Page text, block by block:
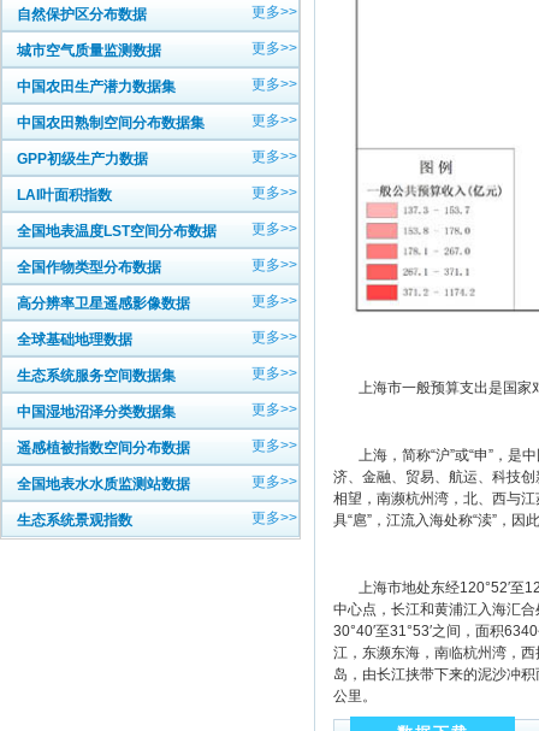
自然保护区分布数据 更多>>
城市空气质量监测数据 更多>>
中国农田生产潜力数据集 更多>>
中国农田熟制空间分布数据集 更多>>
GPP初级生产力数据 更多>>
LAI叶面积指数 更多>>
全国地表温度LST空间分布数据 更多>>
全国作物类型分布数据 更多>>
高分辨率卫星遥感影像数据 更多>>
全球基础地理数据 更多>>
生态系统服务空间数据集 更多>>
中国湿地沼泽分类数据集 更多>>
遥感植被指数空间分布数据 更多>>
全国地表水水质监测站数据 更多>>
生态系统景观指数 更多>>
上海市一般预算支出是国家
上海，简称“沪”或“申”，是
济、金融、贸易、航运、科技
相望，南濒杭州湾，北、西与
具“扈”，江流入海处称“渎”，因
上海市地处东经120°52′至
中心点，长江和黄浦江入海汇
30°40′至31°53′之间，面积
江，东濒东海，南临杭州湾，
岛，由长江挟带下来的泥沙冲
公里。